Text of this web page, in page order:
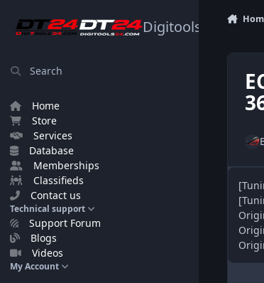
Digitools24.com
Search
Home
Store
Services
Database
Memberships
Classifieds
Contact us
Technical support
Support Forum
Blogs
Videos
My Account